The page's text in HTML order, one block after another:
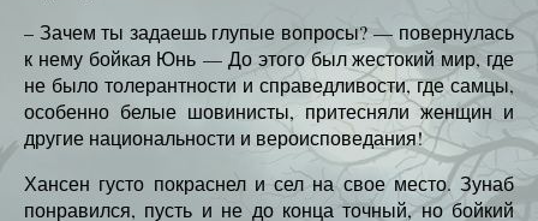
– Зачем ты задаешь глупые вопросы? — повернулась
к нему бойкая Юнь — До этого был жестокий мир, где
не было толерантности и справедливости, где самцы,
особенно белые шовинисты, притесняли женщин и
другие национальности и вероисповедания!
Хансен густо покраснел и сел на свое место. Зунаб
понравился, пусть и не до конца точный, но бойкий